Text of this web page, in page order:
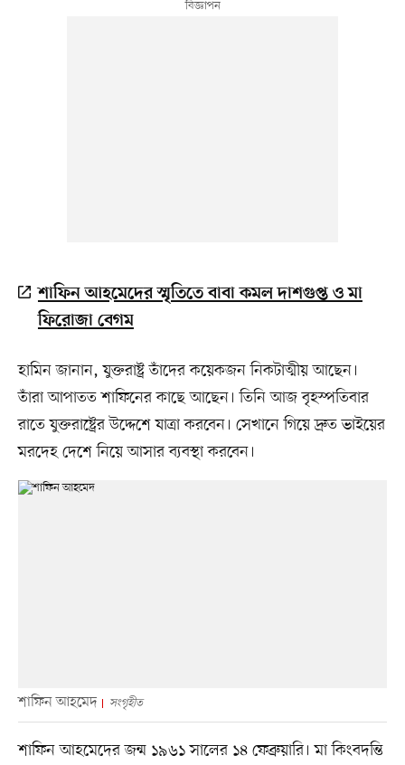
শাফিন আহমেদের স্মৃতিতে বাবা কমল দাশগুপ্ত ও মা
ফিরোজা বেগম
হামিন জানান, যুক্তরাষ্ট্র তাঁদের কয়েকজন নিকটাত্মীয় আছেন।
তাঁরা আপাতত শাফিনের কাছে আছেন। তিনি আজ বৃহস্পতিবার
রাতে যুক্তরাষ্ট্রের উদ্দেশে যাত্রা করবেন। সেখানে গিয়ে দ্রুত ভাইয়ের
মরদেহ দেশে নিয়ে আসার ব্যবস্থা করবেন।
শাফিন আহমেদ সংগৃহীত
শাফিন আহমেদের জন্ম ১৯৬১ সালের ১৪ ফেব্রুয়ারি। মা কিংবদন্তি